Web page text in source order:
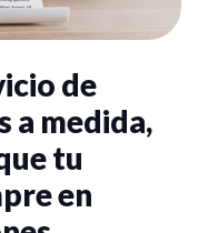
de
a medida,
tu
en